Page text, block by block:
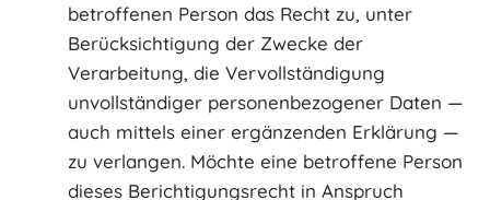
betroffenen Person das Recht zu, unter
Berücksichtigung der Zwecke der
Verarbeitung, die Vervollständigung
unvollständiger personenbezogener Daten —
auch mittels einer ergänzenden Erklärung —
zu verlangen. Möchte eine betroffene Person
dieses Berichtigungsrecht in Anspruch